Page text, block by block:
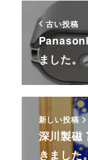
古い投稿
ました。
新しい投稿
深川製磁
きました